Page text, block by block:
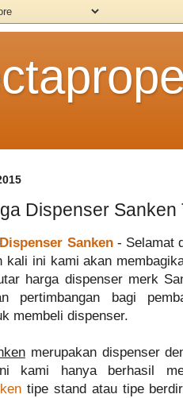
Dispenser Sanken
Sanken- Selamat
kali ini kami akan
harga dispenser merk
pertimbangan bagi
membeli dispenser.
merupakan dispenser
kami hanya berhasil
tipe stand atau tipe